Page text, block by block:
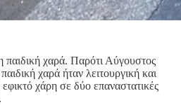
παιδική χαρά. Παρότι Αύγουστος
χαρά ήταν λειτουργική και
χάρη σε δύο επαναστατικές